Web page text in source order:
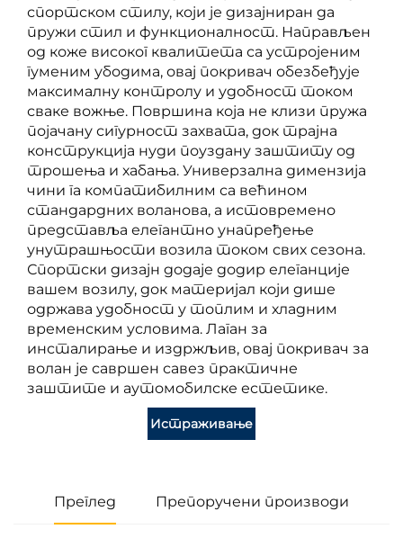
спортском стилу, који је дизајниран да
пружи стил и функционалност. Направљен
од коже високог квалитета са устројеним
гуменим убодима, овај покривач обезбеђује
максималну контролу и удобност током
сваке вожње. Површина која не клизи пружа
појачану сигурност захвата, док трајна
конструкција нуди поуздану заштиту од
трошења и хабања. Универзална димензија
чини га компатибилним са већином
стандардних воланова, а истовремено
представља елегантно унапређење
унутрашњости возила током свих сезона.
Спортски дизајн додаје додир елеганције
вашем возилу, док материјал који дише
одржава удобност у топлим и хладним
временским условима. Лаган за
инсталирање и издржљив, овај покривач за
волан је савршен савез практичне
заштите и аутомобилске естетике.
Истраживање
Преглед Препоручени производи